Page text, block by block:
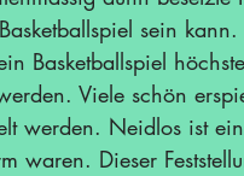
sein
Basketballspiel
Viele schön
werden. Neidlos ist
waren. Dieser